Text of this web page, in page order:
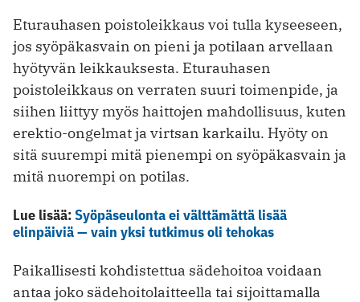
Eturauhasen poistoleikkaus voi tulla kyseeseen,
jos syöpäkasvain on pieni ja potilaan arvellaan
hyötyvän leikkauksesta. Eturauhasen
poistoleikkaus on verraten suuri toimenpide, ja
siihen liittyy myös haittojen mahdollisuus, kuten
erektio-ongelmat ja virtsan karkailu. Hyöty on
sitä suurempi mitä pienempi on syöpäkasvain ja
mitä nuorempi on potilas.
Lue lisää:Syöpäseulonta ei välttämättä lisää
elinpäiviä — vain yksi tutkimus oli tehokas
Paikallisesti kohdistettua sädehoitoa voidaan
antaa joko sädehoitolaitteella tai sijoittamalla